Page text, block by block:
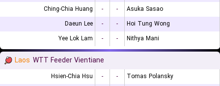
Ching-Chia Huang
- -
Asuka Sasao
Daeun Lee
- -
Hoi Tung Wong
Yee Lok Lam
- - Nithya Mani
Laos WTT Feeder Vientiane
Hsien-Chia Hsu - -
Tomas Polansky